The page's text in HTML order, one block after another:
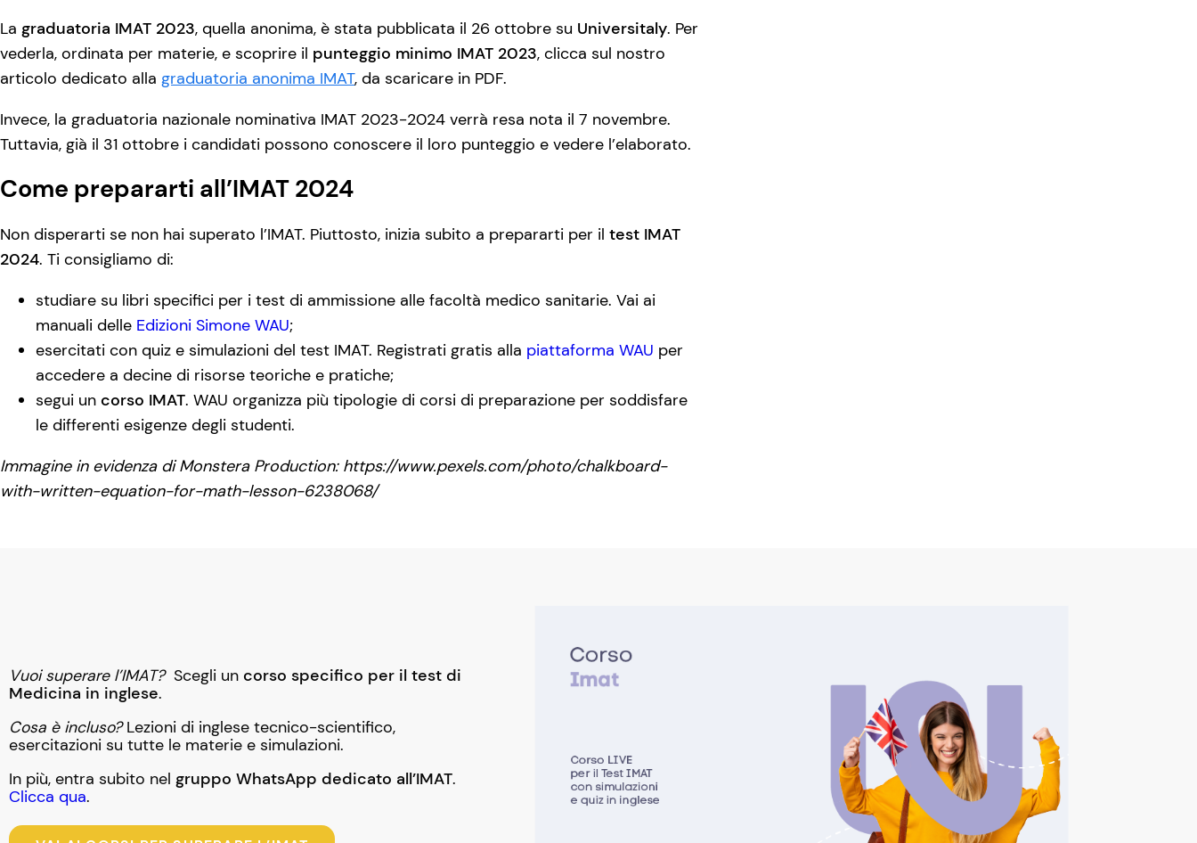
La graduatoria IMAT 2023, quella anonima, è stata pubblicata il 26 ottobre su Universitaly. Per
vederla, ordinata per materie, e scoprire il punteggio minimo IMAT 2023, clicca sul nostro
articolo dedicato alla graduatoria anonima IMAT, da scaricare in PDF.
Invece, la graduatoria nazionale nominativa IMAT 2023-2024 verrà resa nota il 7 novembre.
Tuttavia, già il 31 ottobre i candidati possono conoscere il loro punteggio e vedere l’elaborato.
Come prepararti all’IMAT 2024
Non disperarti se non hai superato l’IMAT. Piuttosto, inizia subito a prepararti per il test IMAT
2024. Ti consigliamo di:
studiare su libri specifici per i test di ammissione alle facoltà medico sanitarie. Vai ai
manuali delle Edizioni Simone WAU;
esercitati con quiz e simulazioni del test IMAT. Registrati gratis alla piattaforma WAU per
accedere a decine di risorse teoriche e pratiche;
segui un corso IMAT. WAU organizza più tipologie di corsi di preparazione per soddisfare
le differenti esigenze degli studenti.
Immagine in evidenza di Monstera Production: https://www.pexels.com/photo/chalkboard-
with-written-equation-for-math-lesson-6238068/
Vuoi superare l’IMAT?Scegli un corso specifico per il test di
Medicina in inglese.
Cosa è incluso?Lezioni di inglese tecnico-scientifico,
esercitazioni su tutte le materie e simulazioni.
In più, entra subito nel gruppo WhatsApp dedicato all’IMAT.
Clicca qua.